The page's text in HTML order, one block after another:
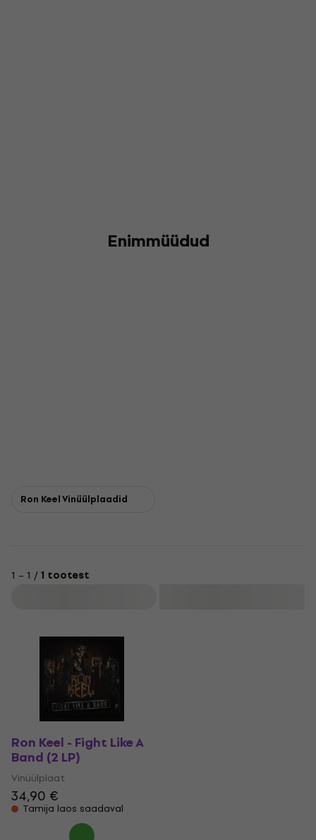
Enimmüüdud
Ron Keel Vinüülplaadid
1 – 1 /1 tootest
Ron Keel - Fight Like A
Band (2 LP)
Vinüülplaat
34,90 €
Tarnija laos saadaval